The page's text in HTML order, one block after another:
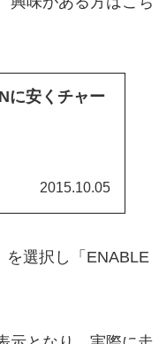
に安くチャー
2015.10.05
を選択し「ENABLE